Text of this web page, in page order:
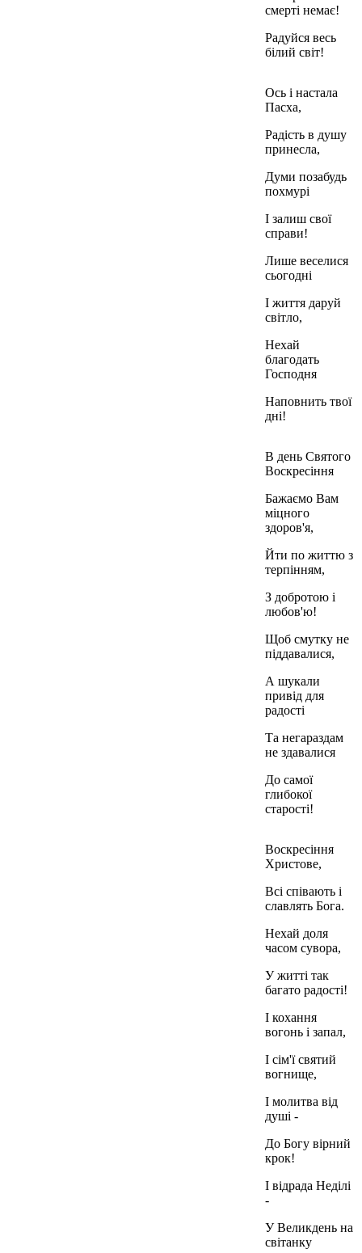
смерті немає!
Радуйся весь
білий світ!
Ось і настала
Пасха,
Радість в душу
принесла,
Думи позабудь
похмурі
І залиш свої
справи!
Лише веселися
сьогодні
І життя даруй
світло,
Нехай
благодать
Господня
Наповнить твої
дні!
В день Святого
Воскресіння
Бажаємо Вам
міцного
здоров'я,
Йти по життю з
терпінням,
З добротою і
любов'ю!
Щоб смутку не
піддавалися,
А шукали
привід для
радості
Та негараздам
не здавалися
До самої
глибокої
старості!
Воскресіння
Христове,
Всі співають і
славлять Бога.
Нехай доля
часом сувора,
У житті так
багато радості!
І кохання
вогонь і запал,
І сім'ї святий
вогнище,
І молитва від
душі -
До Богу вірний
крок!
І відрада Неділі
-
У Великдень на
світанку